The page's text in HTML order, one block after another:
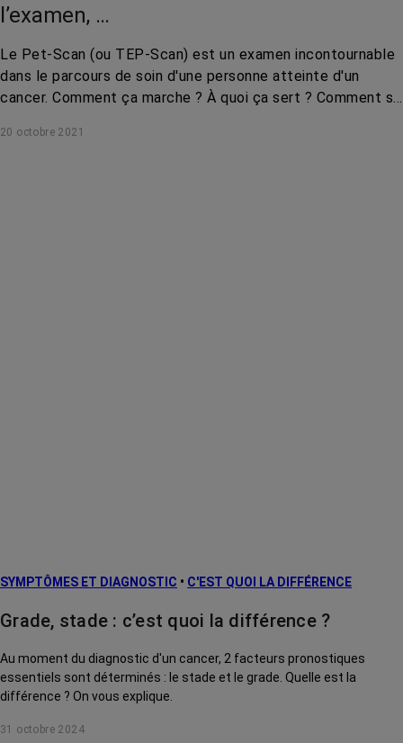
Mélanome
Myélome multiple
Sarcome
l’examen, …
Le Pet-Scan (ou TEP-Scan) est un examen incontournable
dans le parcours de soin d'une personne atteinte d'un
cancer. Comment ça marche ? À quoi ça sert ? Comment se
questions.
20 octobre 2021
SYMPTÔMES ET DIAGNOSTIC • C'EST QUOI LA DIFFÉRENCE
Grade, stade : c’est quoi la différence ?
Au moment du diagnostic d'un cancer, 2 facteurs pronostiques
essentiels sont déterminés : le stade et le grade. Quelle est la
différence ? On vous explique.
31 octobre 2024